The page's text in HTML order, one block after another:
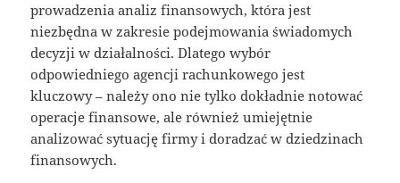
prowadzenia analiz finansowych, która jest
niezbędna w zakresie podejmowania świadomych
decyzji w działalności. Dlatego wybór
odpowiedniego agencji rachunkowego jest
kluczowy – należy ono nie tylko dokładnie notować
operacje finansowe, ale również umiejętnie
analizować sytuację firmy i doradzać w dziedzinach
finansowych.